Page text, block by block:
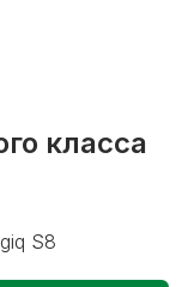
класса
S8